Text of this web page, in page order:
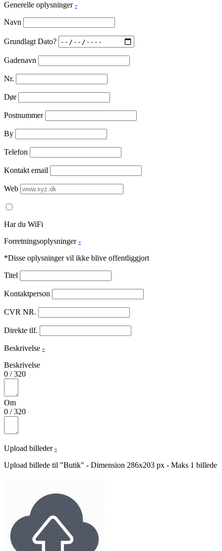
Generelle oplysninger -
Navn
Grundlagt Dato?
Gadenavn
Nr.
Dør
Postnummer
By
Telefon
Kontakt email
Web
Har du WiFi
Forretningsoplysninger -
*Disse oplysninger vil ikke blive offentliggjort
Titel
Kontaktperson
CVR NR.
Direkte tlf.
Beskrivelse -
Beskrivelse
0 /320
Om
0 /320
Upload billeder -
Upload billede til "Butik" - Dimension 286x203 px - Maks 1 billede